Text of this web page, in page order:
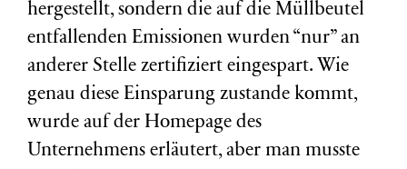
hergestellt, sondern die auf die Müllbeutel
entfallenden Emissionen wurden “nur” an
anderer Stelle zertifiziert eingespart. Wie
genau diese Einsparung zustande kommt,
wurde auf der Homepage des
Unternehmens erläutert, aber man musste